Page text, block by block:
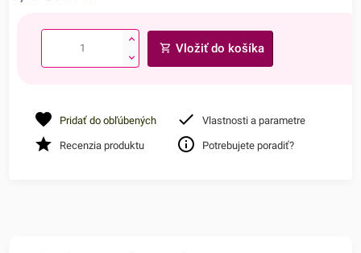
Vložiť do košíka
Pridať do obľúbených Vlastnosti a parametre
Recenzia produktu Potrebujete poradiť?